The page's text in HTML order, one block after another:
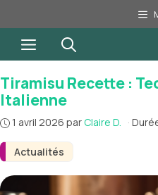
au
contenuMenu
Actualités
Tiramisu Recette :
Italienne
1 avril 2026 par Claire D. ·